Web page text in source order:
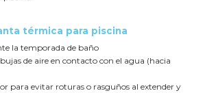
térmica para piscina
la temporada de baño
de aire en contacto con el agua (hacia
para evitar roturas o rasguños al extender y